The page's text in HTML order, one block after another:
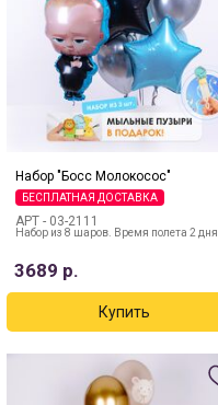
Набор "Босс Молокосос"
БЕСПЛАТНАЯ ДОСТАВКА
АРТ - 03-2111
Набор из 8 шаров. Время полета 2 дня
3689 р.